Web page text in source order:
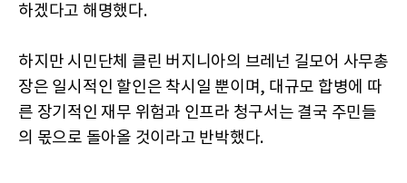
하겠다고 해명했다.
하지만 시민단체 클린 버지니아의 브레넌 길모어 사무총
장은 일시적인 할인은 착시일 뿐이며, 대규모 합병에 따
른 장기적인 재무 위험과 인프라 청구서는 결국 주민들
의 몫으로 돌아올 것이라고 반박했다.